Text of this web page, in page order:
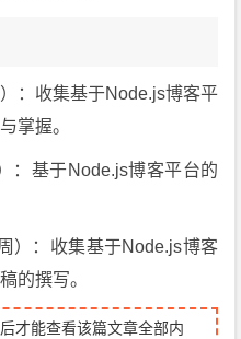
：收集基于Node.js博客平
掌握。
：基于Node.js博客平台的
）：收集基于Node.js博客
的撰写。
才能查看该篇文章全部内